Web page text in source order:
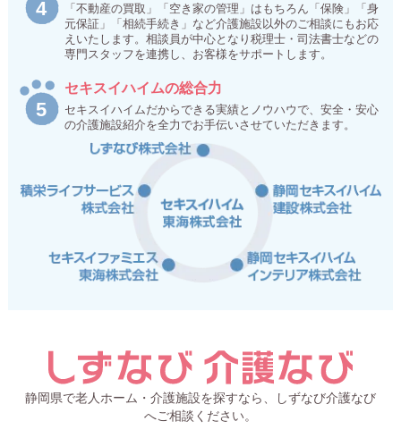
「不動産の買取」「空き家の管理」はもちろん「保険」「身
元保証」「相続手続き」など介護施設以外のご相談にもお応
えいたします。相談員が中心となり税理士・司法書士などの
専門スタッフを連携し、お客様をサポートします。
セキスイハイムの総合力
セキスイハイムだからできる実績とノウハウで、安全・安心
の介護施設紹介を全力でお手伝いさせていただきます。
静岡県で老人ホーム・介護施設を探すなら、しずなび介護なび
へご相談ください。